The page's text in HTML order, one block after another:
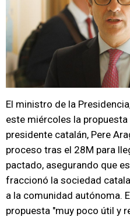
El ministro de la
este miércoles la
presidente catalán, Pere
proceso tras el 28M para
pactado, asegurando que
fraccionó la sociedad
a la comunidad autónoma.
propuesta "muy poco útil y